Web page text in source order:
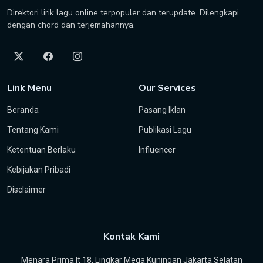
Direktori lirik lagu online terpopuler dan terupdate. Dilengkapi
dengan chord dan terjemahannya.
Link Menu
Beranda
Tentang Kami
Ketentuan Berlaku
Kebijakan Pribadi
Disclaimer
Our Services
Pasang Iklan
Publikasi Lagu
Influencer
Kontak Kami
Menara Prima lt 18, Lingkar Mega Kuningan Jakarta Selatan